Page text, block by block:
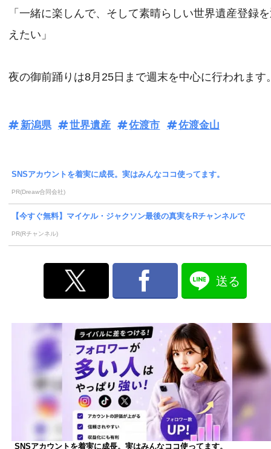
「一緒に楽しんで、そして素晴らしい世界遺産登録
えたい」
夜の御前踊りは8月25日まで週末を中心に行われます
新潟県 世界遺産 佐渡市 佐渡金山
SNSアカウントを着実に成長。実はみんなココ使ってます。
PR(Dreaw合同会社)
【今すぐ無料】マイケル・ジャクソン最後の真実をRチャンネルで
PR(Rチャンネル)
送る
SNSアカウントを着実に成長。実はみんなココ使ってます。